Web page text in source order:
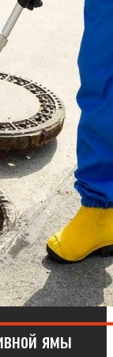
ямы